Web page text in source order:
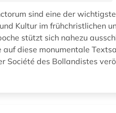
sind eine der
Kultur im frühchristlichen
stützt sich nahezu
auf diese monumentale
Société des Bollandistes